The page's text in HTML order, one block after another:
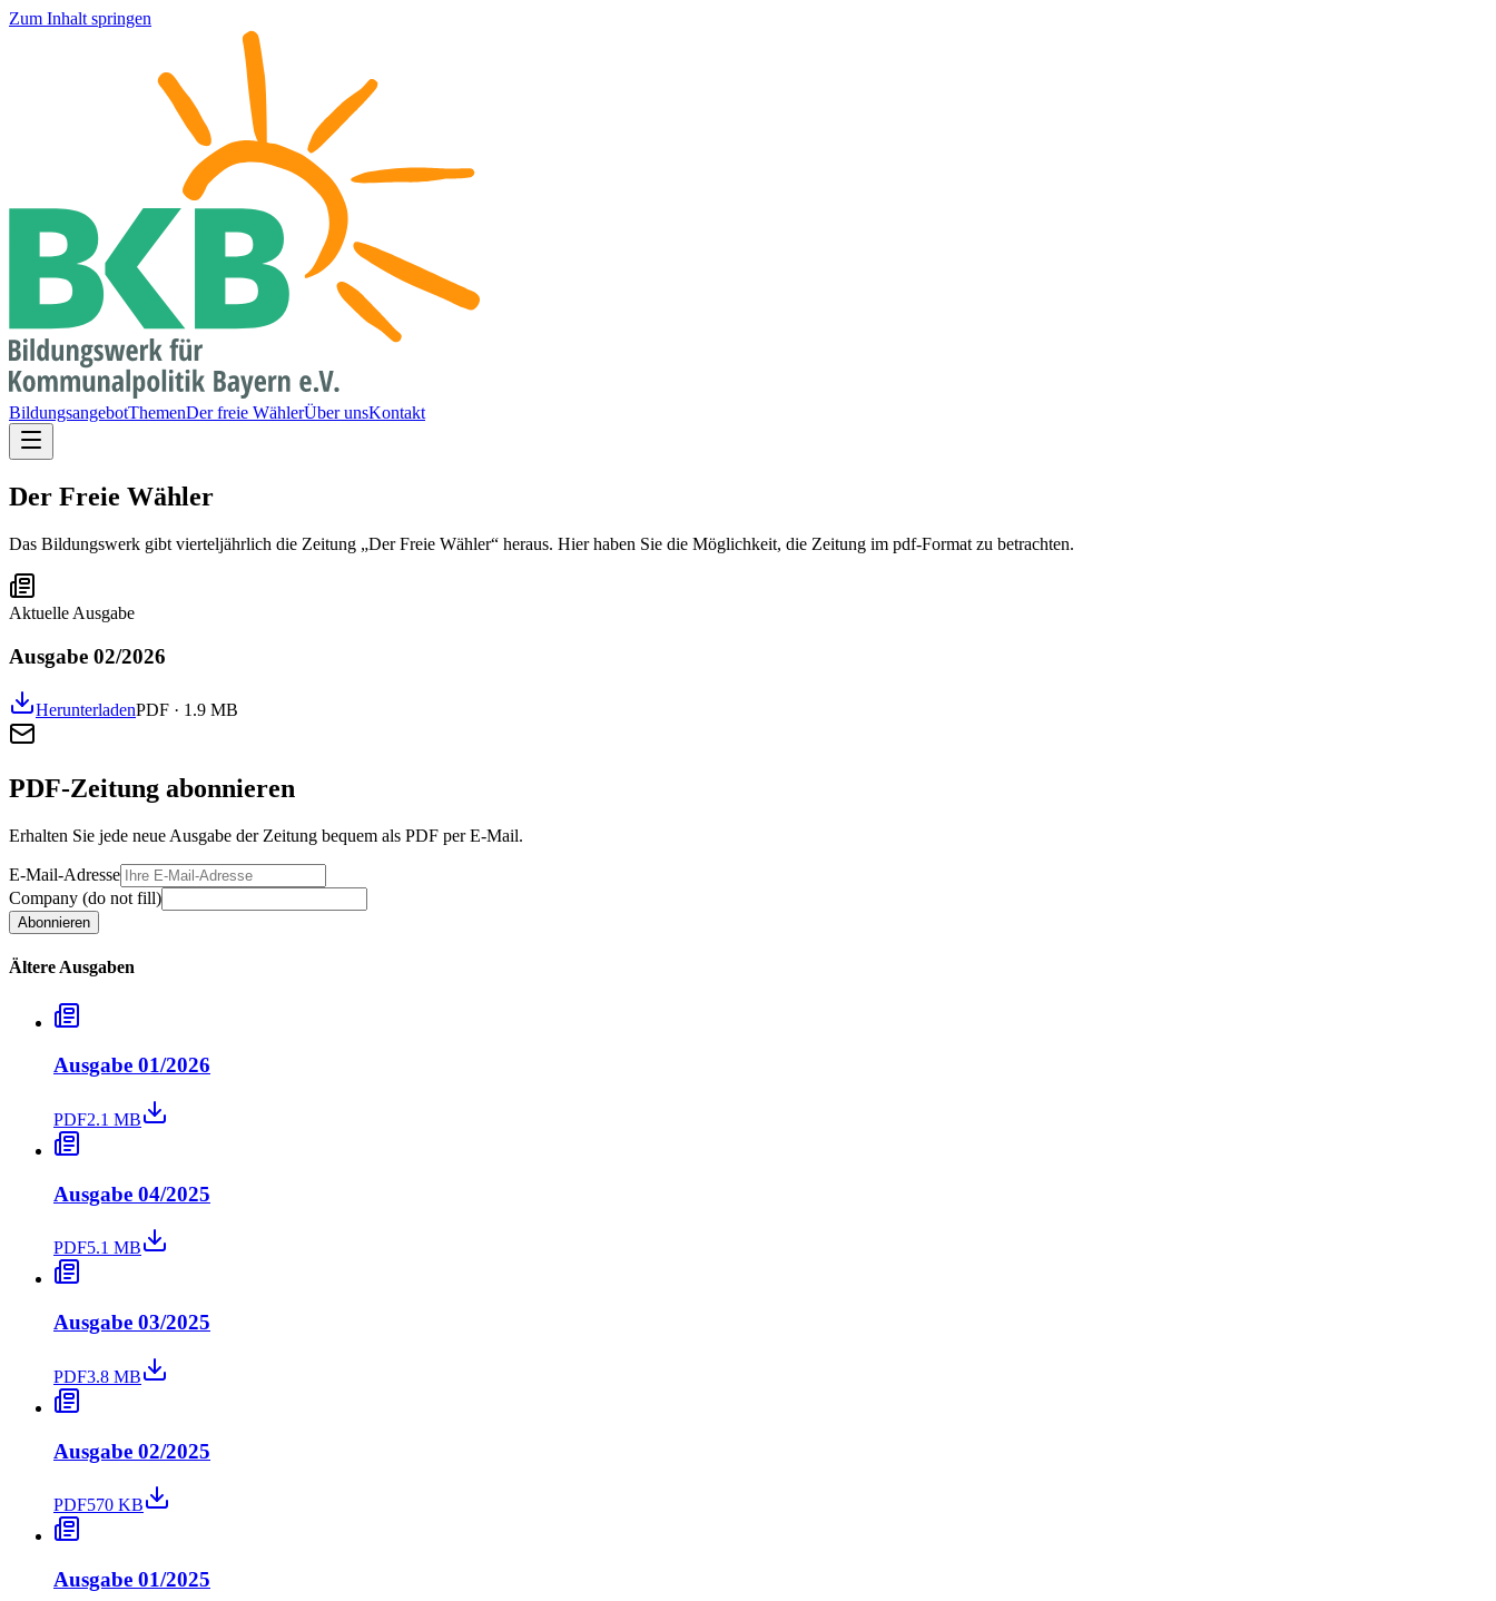
Zum Inhalt springen
BildungsangebotThemenDer freie WählerÜber unsKontakt
Der Freie Wähler
Das Bildungswerk gibt vierteljährlich die Zeitung „Der Freie Wähler“ heraus. Hier haben Sie die Möglichkeit, die Zeitung im pdf-Format zu betrachten.
Aktuelle Ausgabe
Ausgabe 02/2026
HerunterladenPDF · 1.9 MB
PDF-Zeitung abonnieren
Erhalten Sie jede neue Ausgabe der Zeitung bequem als PDF per E-Mail.
E-Mail-Adresse
Company (do not fill)
Abonnieren
Ältere Ausgaben
Ausgabe 01/2026
PDF2.1 MB
Ausgabe 04/2025
PDF5.1 MB
Ausgabe 03/2025
PDF3.8 MB
Ausgabe 02/2025
PDF570 KB
Ausgabe 01/2025